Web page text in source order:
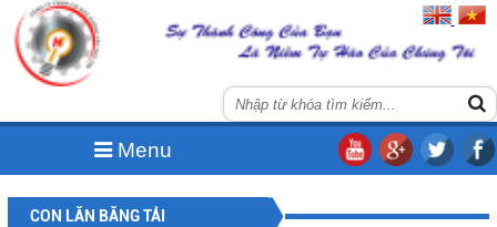
Menu
CON LĂN BĂNG TẢI